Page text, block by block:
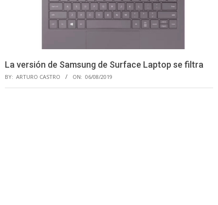
La versión de Samsung de Surface Laptop se filtra
BY: ARTURO CASTRO ON: 06/08/2019